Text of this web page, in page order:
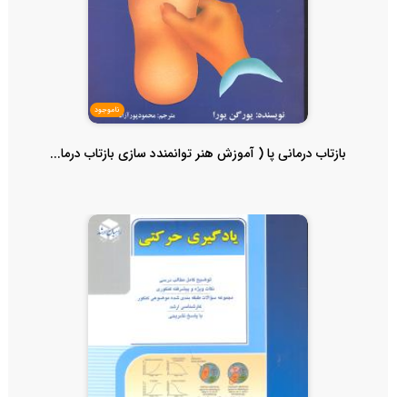
ناموجود
بازتاب درمانی پا ( آموزش هنر توانمندد سازی بازتاب درما...